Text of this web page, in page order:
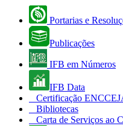
Portarias e
Publicações
IFB em Números
IFB Data
Certificação
Bibliotecas
Carta de Serviços ao